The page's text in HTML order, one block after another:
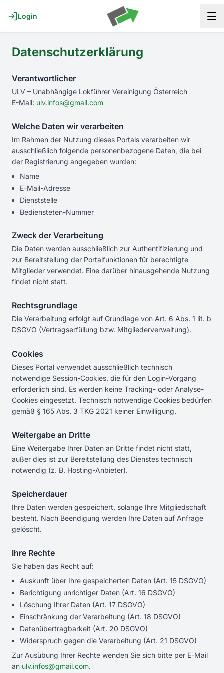
Login Start
ULV © 2026
Datenschutzerklärung
Verantwortlicher
ULV – Unabhängige Lokführer Vereinigung Österreich
E-Mail: ulv.infos@gmail.com
Welche Daten wir verarbeiten
Im Rahmen der Nutzung dieses Portals verarbeiten wir
ausschließlich folgende personenbezogene Daten, die bei
der Registrierung angegeben wurden:
Name
E-Mail-Adresse
Dienststelle
Bediensteten-Nummer
Zweck der Verarbeitung
Die Daten werden ausschließlich zur Authentifizierung und
zur Bereitstellung der Portalfunktionen für berechtigte
Mitglieder verwendet. Eine darüber hinausgehende Nutzung
findet nicht statt.
Rechtsgrundlage
Die Verarbeitung erfolgt auf Grundlage von Art. 6 Abs. 1 lit. b
DSGVO (Vertragserfüllung bzw. Mitgliederverwaltung).
Cookies
Dieses Portal verwendet ausschließlich technisch
notwendige Session-Cookies, die für den Login-Vorgang
erforderlich sind. Es werden keine Tracking- oder Analyse-
Cookies eingesetzt. Technisch notwendige Cookies bedürfen
gemäß § 165 Abs. 3 TKG 2021 keiner Einwilligung.
Weitergabe an Dritte
Eine Weitergabe Ihrer Daten an Dritte findet nicht statt,
außer dies ist zur Bereitstellung des Dienstes technisch
notwendig (z. B. Hosting-Anbieter).
Speicherdauer
Ihre Daten werden gespeichert, solange Ihre Mitgliedschaft
besteht. Nach Beendigung werden Ihre Daten auf Anfrage
gelöscht.
Ihre Rechte
Sie haben das Recht auf:
Auskunft über Ihre gespeicherten Daten (Art. 15 DSGVO)
Berichtigung unrichtiger Daten (Art. 16 DSGVO)
Löschung Ihrer Daten (Art. 17 DSGVO)
Einschränkung der Verarbeitung (Art. 18 DSGVO)
Datenübertragbarkeit (Art. 20 DSGVO)
Widerspruch gegen die Verarbeitung (Art. 21 DSGVO)
Zur Ausübung Ihrer Rechte wenden Sie sich bitte per E-Mail
an ulv.infos@gmail.com.